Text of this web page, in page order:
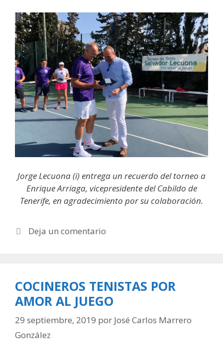
Jorge Lecuona (i) entrega un recuerdo del torneo a
Enrique Arriaga, vicepresidente del Cabildo de
Tenerife, en agradecimiento por su colaboración.
Deja un comentario
COCINEROS TENISTAS POR
AMOR AL JUEGO
29 septiembre, 2019 por José Carlos Marrero
González